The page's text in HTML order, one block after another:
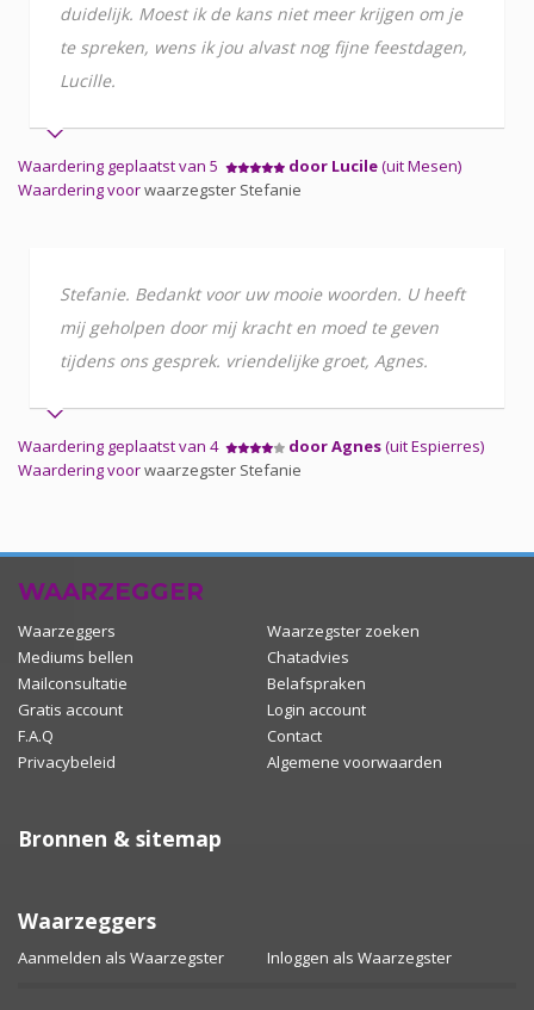
duidelijk. Moest ik de kans niet meer krijgen om je
te spreken, wens ik jou alvast nog fijne feestdagen,
Lucille.
Waardering geplaatst van 5 door Lucile(uit Mesen)
Waardering voorwaarzegster Stefanie
Stefanie. Bedankt voor uw mooie woorden. U heeft
mij geholpen door mij kracht en moed te geven
tijdens ons gesprek. vriendelijke groet, Agnes.
Waardering geplaatst van 4 door Agnes(uit Espierres)
Waardering voorwaarzegster Stefanie
WAARZEGGER
Waarzeggers
Waarzegster zoeken
Mediums bellen
Chatadvies
Mailconsultatie
Belafspraken
Gratis account
Login account
F.A.Q
Contact
Privacybeleid
Algemene voorwaarden
Bronnen & sitemap
Waarzeggers
Aanmelden als Waarzegster Inloggen als Waarzegster